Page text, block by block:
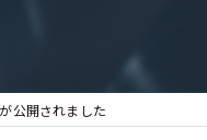
公開されました